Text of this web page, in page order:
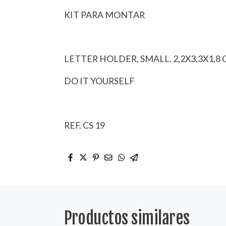
KIT PARA MONTAR
LETTER HOLDER, SMALL. 2,2X3,3X1,8
DO IT YOURSELF
REF. CS 19
Productos similares